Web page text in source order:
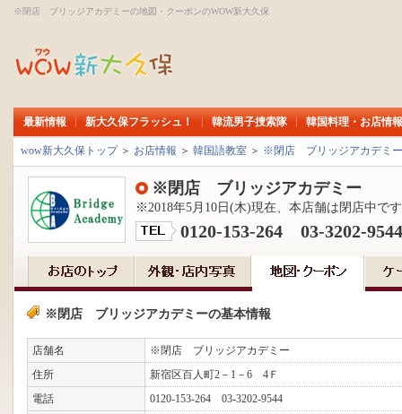
※閉店 ブリッジアカデミーの地図・クーポンのWOW新大久保
最新情報 新大久保フラッシュ！ 韓流男子捜索隊 韓国料理・お店情報
wow新大久保トップ＞ お店情報 ＞ 韓国語教室 ＞ ※閉店 ブリッジアカデミー
※閉店 ブリッジアカデミー
※2018年5月10日(木)現在、本店舗は閉店中で
0120-153-264 03-3202-9544
※閉店 ブリッジアカデミーの基本情報
店舗名
※閉店 ブリッジアカデミー
住所
新宿区百人町2－1－6 4Ｆ
電話
0120-153-264 03-3202-9544